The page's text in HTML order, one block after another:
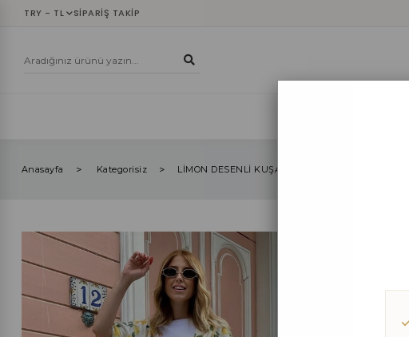
TRY - TL SIPARIŞ TAKIP
Anasayfa Kategorisiz LİMON DESENLİ KUŞAKLI ŞORT KİMONA TAKIM